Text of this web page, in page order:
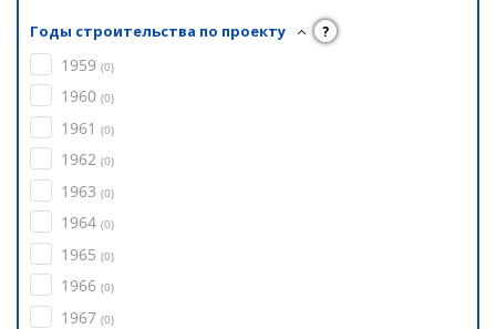
Годы строительства по проекту ?
1959 (0)
1960 (0)
1961 (0)
1962 (0)
1963 (0)
1964 (0)
1965 (0)
1966 (0)
1967 (0)